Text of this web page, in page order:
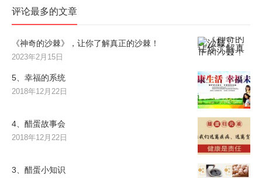
评论最多的文章
《神奇的沙棘》，让你了解真正的沙棘！
2023年2月15日
5、幸福的系统
2018年12月22日
4、醋蛋故事会
2018年12月22日
3、醋蛋小知识